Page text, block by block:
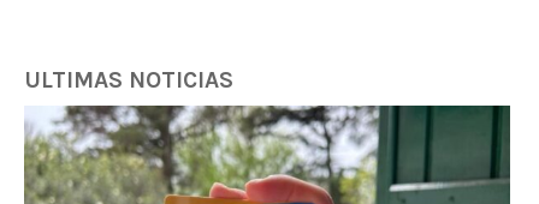
ULTIMAS NOTICIAS